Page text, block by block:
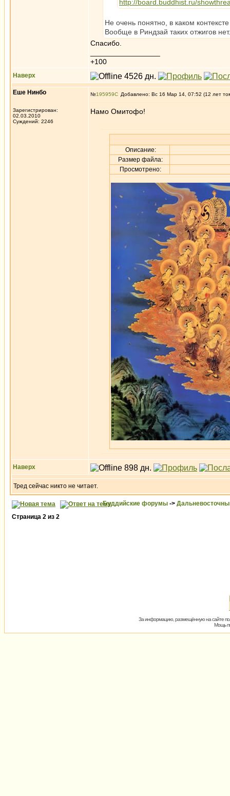
http://board.buddhist.ru/
Не очень понятно, в каком
Вообще в Риндзай таких отжигов
Спасибо.
+100
Наверх
Еше Нинбо
Зарегистрирован:
02.03.2010
Суждений: 2246
№195959 Добавлено: Вс 16 Мар 14, 07:52 (12 лет
Намо Омитофо!
Описание:
Размер файла:
Просмотрено:
Наверх
Тред сейчас никто не читает.
Буддийские форумы ->
Страница 2 из 2
За информацию, размещённую на сайте
Мощь